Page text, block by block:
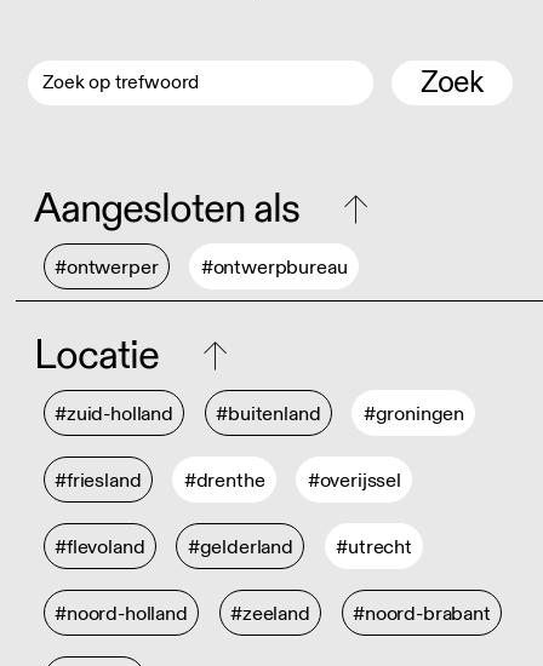
Zoek
Aangesloten als
#ontwerper #ontwerpbureau
Locatie
#zuid-holland #buitenland #groningen
#friesland #drenthe #overijssel
#flevoland #gelderland #utrecht
#noord-holland #zeeland #noord-brabant